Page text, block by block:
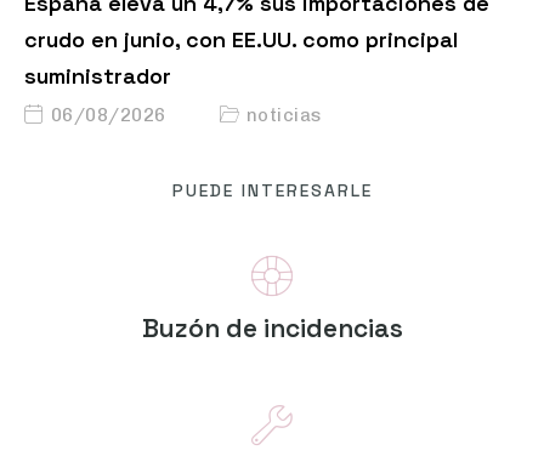
crudo en junio, con EE.UU. como principal
suministrador
06/08/2026 noticias
PUEDE INTERESARLE
Buzón de incidencias